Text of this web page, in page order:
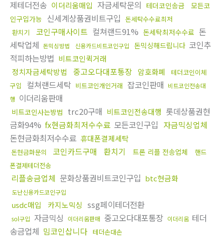
제테더전송 이더리움매입 자금세탁문의 테더코인송금
모든코
인구입가능 신세계상품권비트구입 돈세탁수수료최저
환치기
코인구매사이트 컬쳐랜드91% 돈세탁최저수수료 돈
세탁업체 돈믹싱방법 신용카드비트코인구입 돈믹싱해드립니다 코인추
적피하는방법 비트코인퀵거래
정치자금세탁방법
중고오다대포통장 암호화폐
테더코인이체
구입
컬쳐랜드세탁 비트코인개인거래 잡코인판매 비트코인전송대
행 이더리움판매
비트코인사는방법 trc20구매 비트코인전송대행 롯데상품권현
금화94% fx현금화최저수수료 모든코인구입 자금믹싱업체
돈현금화최저수수료 휴대폰결제세탁
돈현금화문의 코인카드구매 환치기 트론 리플 전송업체
핸드
폰결제테더전송
리플송금업체 문화상품권비트코인구입 btc현금화
도난신용카드코인구입
usdc매입 카지노믹싱 ssg페이테더전환
sol구입 자금믹싱 이더리움판매 중고오다대포통장 이더리움 테더
송금업체 밈코인삽니다 테더손대손